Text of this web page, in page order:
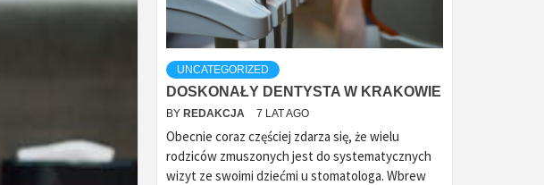
UNCATEGORIZED
DOSKONAŁY DENTYSTA W KRAKOWIE
BY REDAKCJA 7 LAT AGO
Obecnie coraz częściej zdarza się, że wielu
rodziców zmuszonych jest do systematycznych
wizyt ze swoimi dziećmi u stomatologa. Wbrew